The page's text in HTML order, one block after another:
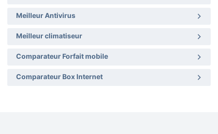
Meilleur Antivirus
Meilleur climatiseur
Comparateur Forfait mobile
Comparateur Box Internet